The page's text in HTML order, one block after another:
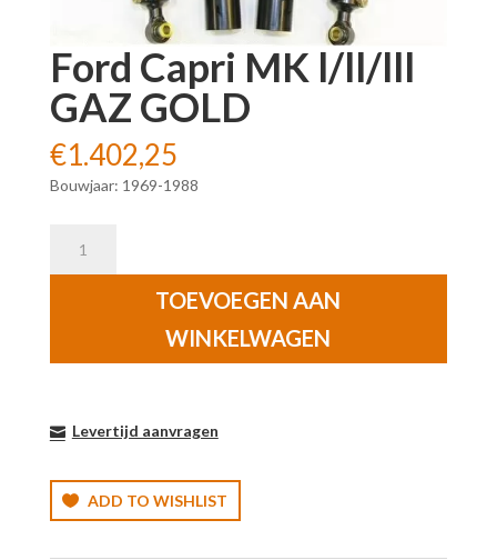
Ford Capri MK l/ll/lll
GAZ GOLD
€1.402,25
Bouwjaar: 1969-1988
Capri
GOLD
TOEVOEGEN AAN
WINKELWAGEN
Levertijd aanvragen
ADD TO WISHLIST